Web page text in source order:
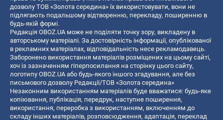
дозволу ТОВ «Золота середина» їх використовувати, вони не
підлягають подальшому відтворенню, перекладу, поширенню в
будь-якій формі.
Редакція OBOZ.UA може не поділяти точку зору, викладену в
авторському матеріалі. За достовірність інформації, опублікованої
в рекламних матеріалах, відповідальність несе рекламодавець.
Заборонено використання матеріалів розміщених на цьому сайті,
хоч із зазначенням гіперпосилання на сторінку цього сайту,
логотипу OBOZ.UA або будь-якого іншого згадування, але без
письмового дозволу Редакції/ТОВ «Золота середина»
Незаконним використанням матеріалів буде вважатися: будь-яке
копiювання, публiкацiя, передрук, наступне поширення,
використання, переробка з використанням, включенням до
складу інших матеріалів, розповсюдження, адаптація, переклад